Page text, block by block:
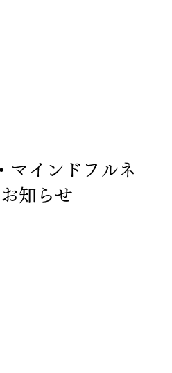
マインドフルネ
知らせ